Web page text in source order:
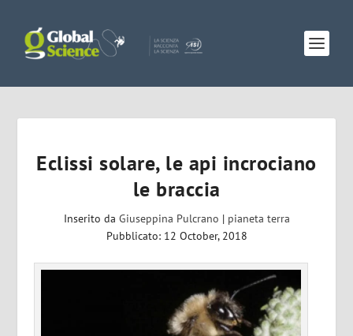
Eclissi solare, le api incrociano
le braccia
Inserito da Giuseppina Pulcrano | pianeta terra
Pubblicato: 12 October, 2018